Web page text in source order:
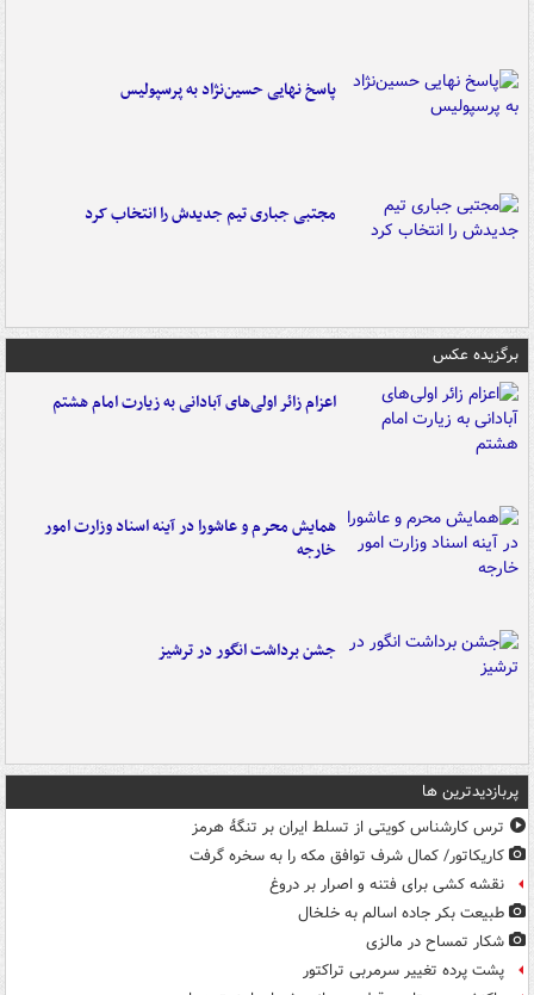
پاسخ نهایی حسین‌نژاد به پرسپولیس
مجتبی جباری تیم جدیدش را انتخاب کرد
برگزیده عکس
اعزام زائر اولی‌های آبادانی به زیارت امام هشتم
همایش محرم و عاشورا در آینه اسناد وزارت امور
خارجه
جشن برداشت انگور در ترشیز
پربازدیدترین ها
ترس کارشناس کویتی از تسلط ایران بر تنگۀ هرمز
کاریکاتور/ کمال شرف توافق مکه را به سخره گرفت
نقشه کشی برای فتنه و اصرار بر دروغ
طبیعت بکر جاده اسالم به خلخال
شکار تمساح در مالزی
پشت پرده تغییر سرمربی تراکتور